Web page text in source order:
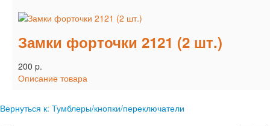
Замки форточки 2121 (2 шт.)
200 p.
Описание товара
Вернуться к: Тумблеры/кнопки/переключатели